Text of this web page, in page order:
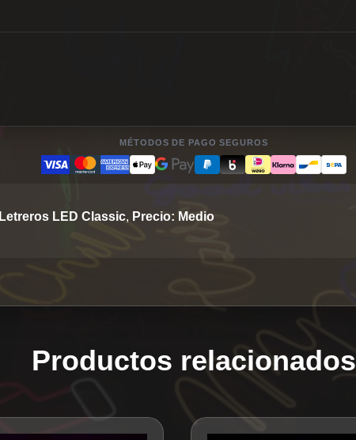
MÉTODOS DE PAGO SEGUROS
Letreros LED Classic, Precio: Medio
Productos relacionados